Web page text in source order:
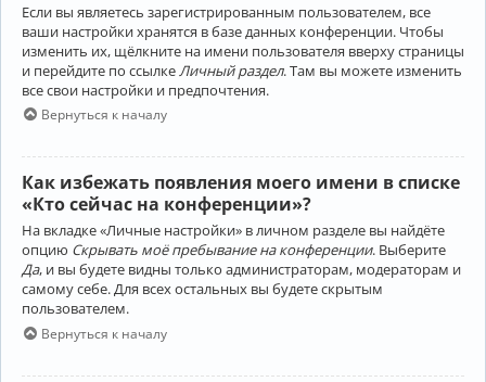
Если вы являетесь зарегистрированным пользователем, все
ваши настройки хранятся в базе данных конференции. Чтобы
изменить их, щёлкните на имени пользователя вверху страницы
и перейдите по ссылке Личный раздел. Там вы можете изменить
все свои настройки и предпочтения.
Вернуться к началу
Как избежать появления моего имени в списке
«Кто сейчас на конференции»?
На вкладке «Личные настройки» в личном разделе вы найдёте
опцию Скрывать моё пребывание на конференции. Выберите
Да, и вы будете видны только администраторам, модераторам и
самому себе. Для всех остальных вы будете скрытым
пользователем.
Вернуться к началу